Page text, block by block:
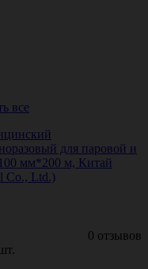
все
для паровой и
100 мм*200 м, Китай
Co., Ltd.)
0 отзывов